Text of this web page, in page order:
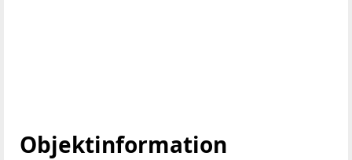
Objektinformation